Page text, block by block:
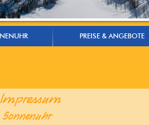
PREISE & ANGEBOTE